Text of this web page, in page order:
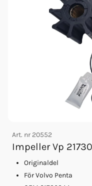
Art. nr 20552
Impeller Vp
Originaldel
För Volvo Penta